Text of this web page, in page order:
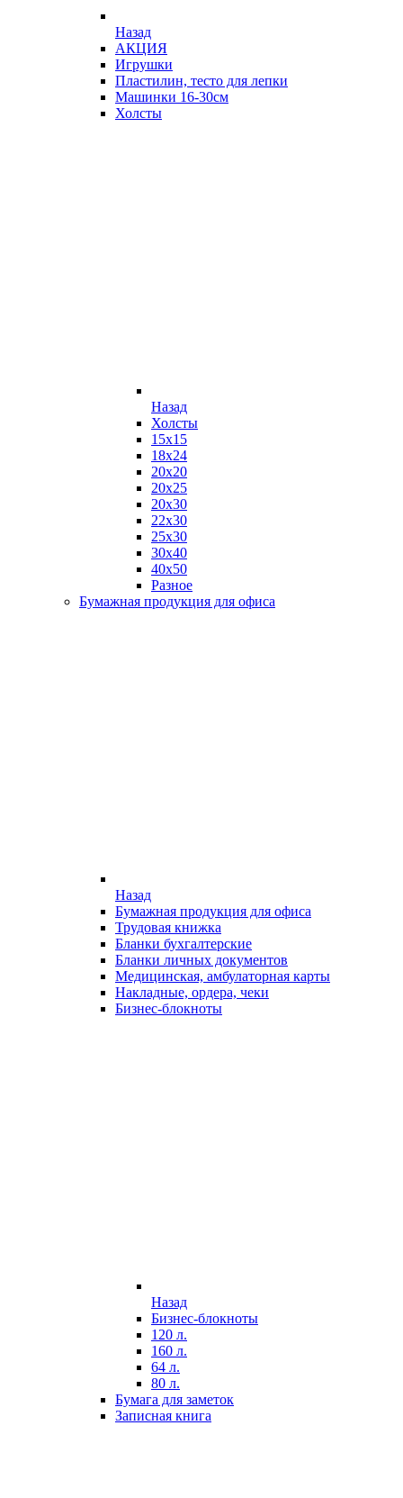
Назад
АКЦИЯ
Игрушки
Пластилин, тесто для лепки
Машинки 16-30см
Холсты
Назад
Холсты
15х15
18х24
20х20
20х25
20х30
22х30
25х30
30х40
40х50
Разное
Бумажная продукция для офиса
Назад
Бумажная продукция для офиса
Трудовая книжка
Бланки бухгалтерские
Бланки личных документов
Медицинская, амбулаторная карты
Накладные, ордера, чеки
Бизнес-блокноты
Назад
Бизнес-блокноты
120 л.
160 л.
64 л.
80 л.
Бумага для заметок
Записная книга